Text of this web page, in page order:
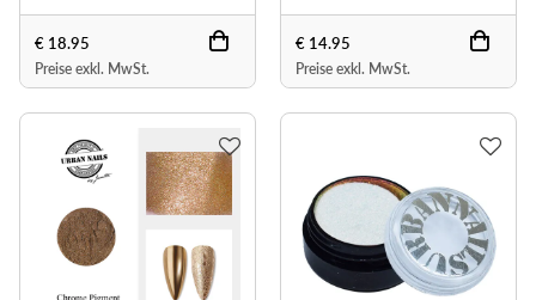
€ 18.95
Preise exkl. MwSt.
€ 14.95
Preise exkl. MwSt.